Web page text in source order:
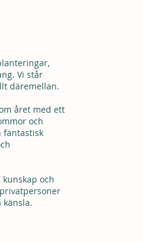
Vi står
däremellan.
året med ett
och
fantastisk
och
känsla.